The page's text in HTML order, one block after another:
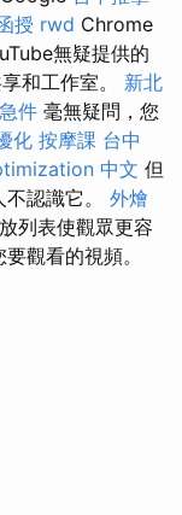
授 rwd Chrome
無疑提供的
和工作室。 新北
件 毫無疑問，您
化 按摩課 台中
中文 但
認識它。 外燴
列表使觀眾更容
觀看的視頻。